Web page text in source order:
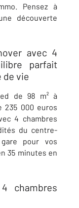
. Pensez à
découverte
avec 4
parfait
de vie
de 98 m² à
235 000 euros
4 chambres
du centre-
pour vos
35 minutes en
chambres